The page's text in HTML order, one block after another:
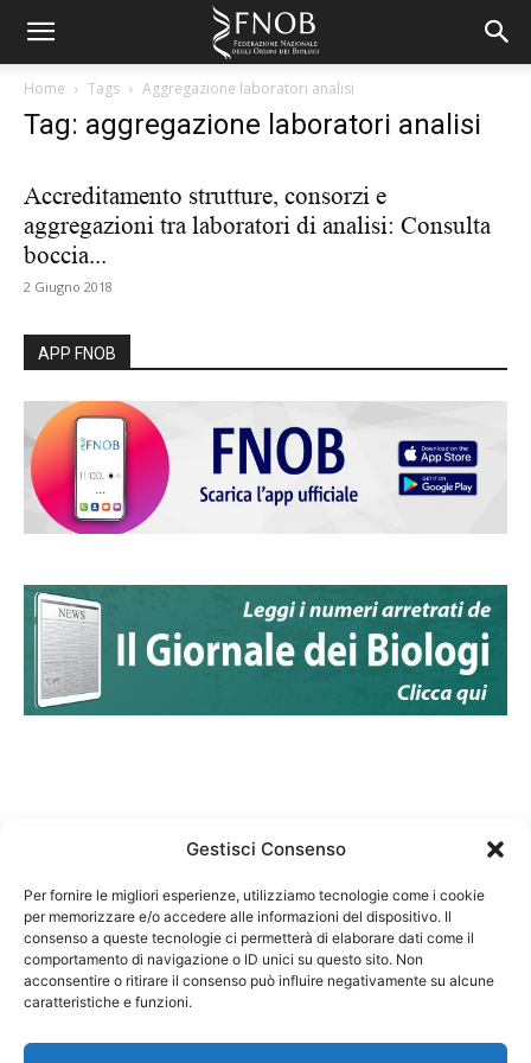
Gestisci Consenso
Per fornire le migliori esperienze, utilizziamo tecnologie come i cookie
per memorizzare e/o accedere alle informazioni del dispositivo. Il
consenso a queste tecnologie ci permetterà di elaborare dati come il
comportamento di navigazione o ID unici su questo sito. Non
acconsentire o ritirare il consenso può influire negativamente su alcune
caratteristiche e funzioni.
Home Tags Aggregazione laboratori analisi
Tag: aggregazione laboratori analisi
Accreditamento strutture, consorzi e
aggregazioni tra laboratori di analisi: Consulta
boccia...
2 Giugno 2018
APP FNOB
Federazione Nazionale Degli Ordini dei Biologi:
codice fiscale 80069130583
Responsabile sito internet www.fnob.it: Vincenzo